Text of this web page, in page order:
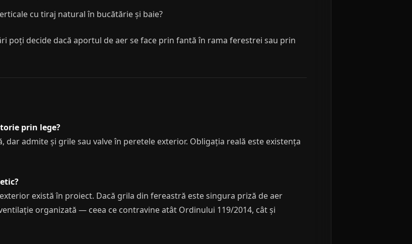
cu tiraj natural în bucătărie și baie?
poți decide dacă aportul de aer se face prin fantă în rama ferestrei sau prin
prin lege?
dar admite și grile sau valve în peretele exterior. Obligația reală este existența
există în proiect. Dacă grila din fereastră este singura priză de aer
organizată — ceea ce contravine atât Ordinului 119/2014, cât și